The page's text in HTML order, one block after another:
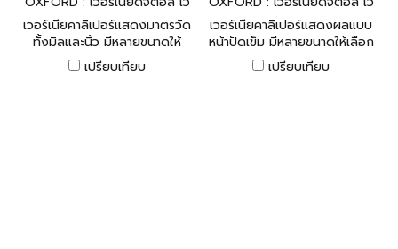
อร์เนีย ไดอัลเกจ OXD-330-73
60K-OXD-330-7420K
เวอร์เนียคาลิเปอร์แสดงมาตรวัด
ทั้งมิลและนิ้ว มีหลายขนาดให้
เลือก
เปรียบเทียบ
อร์เนีย ไดอัลเกจ
เวอร์เนียคาลิเปอร์แสดงผลแบบ
หน้าปัดเข็ม มีหลายขนาดให้เลือก
เปรียบเทียบ